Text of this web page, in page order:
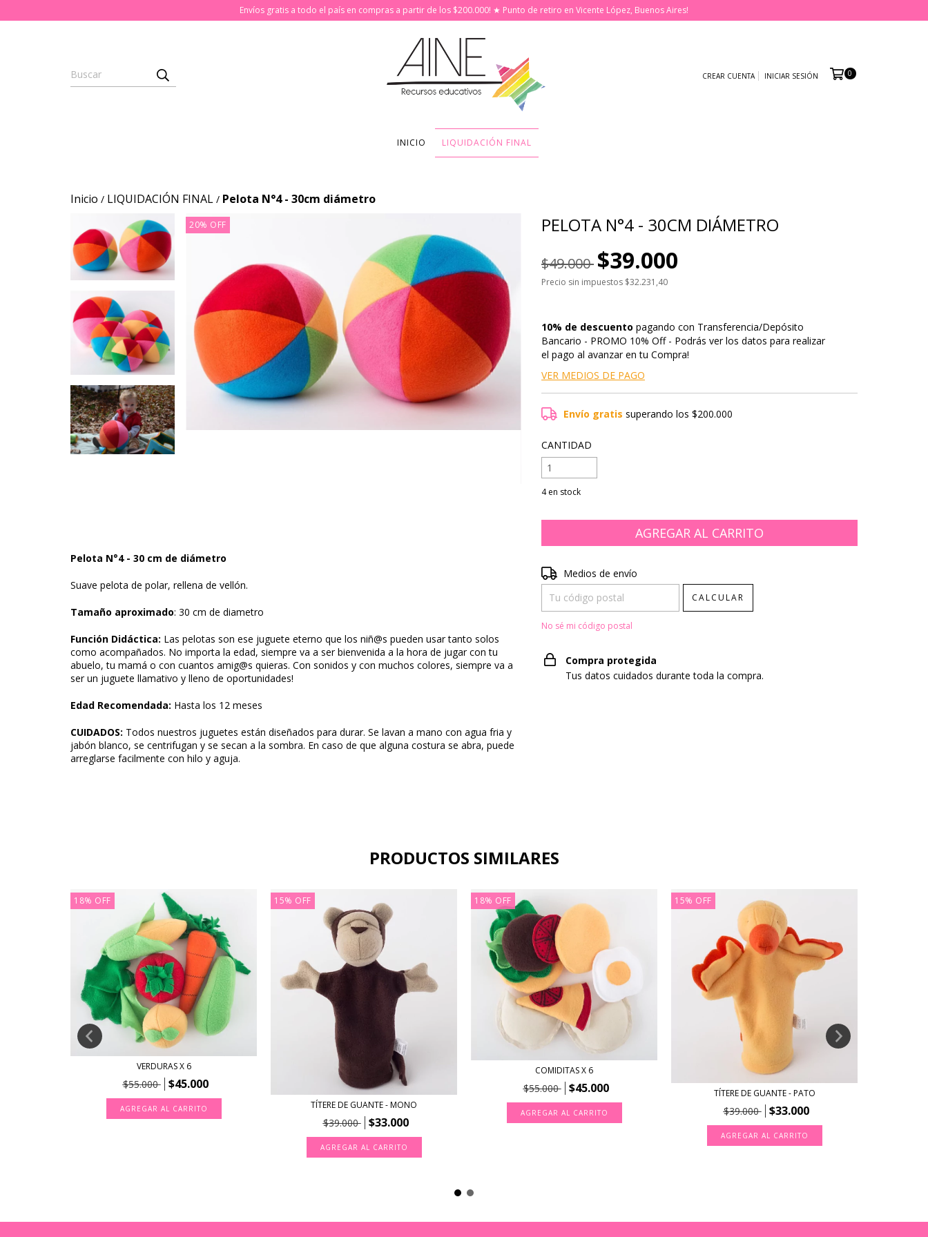
Envíos gratis a todo el país en compras a partir de los $200.000! ★ Punto de retiro en Vicente López, Buenos Aires!
CREAR CUENTA INICIAR SESIÓN 0
INICIO LIQUIDACIÓN FINAL
Inicio / LIQUIDACIÓN FINAL / Pelota N°4 - 30cm diámetro
20% OFF
Pelota N°4 - 30 cm de diámetro
Suave pelota de polar, rellena de vellón.
Tamaño aproximado: 30 cm de diametro
Función Didáctica: Las pelotas son ese juguete eterno que los niñ@s pueden usar tanto solos
como acompañados. No importa la edad, siempre va a ser bienvenida a la hora de jugar con tu
abuelo, tu mamá o con cuantos amig@s quieras. Con sonidos y con muchos colores, siempre va a
ser un juguete llamativo y lleno de oportunidades!
Edad Recomendada: Hasta los 12 meses
CUIDADOS: Todos nuestros juguetes están diseñados para durar. Se lavan a mano con agua fria y
jabón blanco, se centrifugan y se secan a la sombra. En caso de que alguna costura se abra, puede
arreglarse facilmente con hilo y aguja.
PELOTA N°4 - 30CM DIÁMETRO
$49.000 $39.000
Precio sin impuestos $32.231,40
10% de descuento pagando con Transferencia/Depósito
Bancario - PROMO 10% Off - Podrás ver los datos para realizar
el pago al avanzar en tu Compra!
VER MEDIOS DE PAGO
Envío gratis superando los$200.000
CANTIDAD
4en stock
Entregas para el CP:
Medios de envío
CALCULAR
No sé mi código postal
Compra protegida
Tus datos cuidados durante toda la compra.
PRODUCTOS SIMILARES
18% OFF
VERDURAS X 6
$55.000 $45.000
15% OFF
TÍTERE DE GUANTE - MONO
$39.000 $33.000
18% OFF
COMIDITAS X 6
$55.000 $45.000
15% OFF
TÍTERE DE GUANTE - PATO
$39.000 $33.000